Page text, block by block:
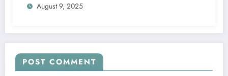
August 9, 2025
POST COMMENT